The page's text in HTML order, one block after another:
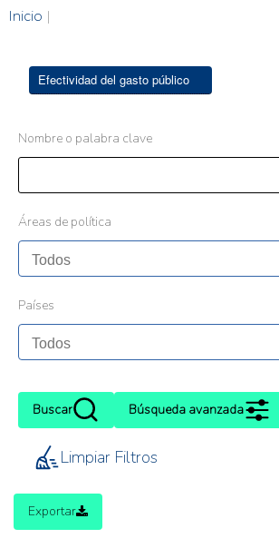
Inicio |
Efectividad del gasto público
Nombre o palabra clave
Áreas de política
Países
Buscar Búsqueda avanzada
Limpiar Filtros
Exportar